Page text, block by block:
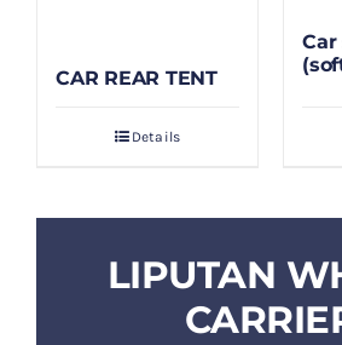
CAR REAR TENT
Details
LIPUTAN